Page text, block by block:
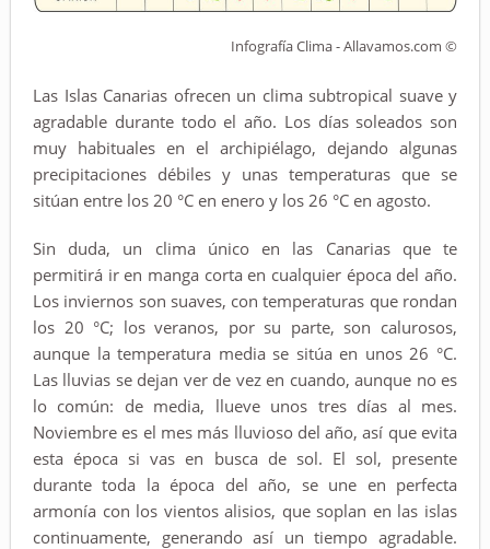
Infografía Clima - Allavamos.com ©
Las Islas Canarias ofrecen un clima subtropical suave y
agradable durante todo el año. Los días soleados son
muy habituales en el archipiélago, dejando algunas
precipitaciones débiles y unas temperaturas que se
sitúan entre los 20 °C en enero y los 26 °C en agosto.
Sin duda, un clima único en las Canarias que te
permitirá ir en manga corta en cualquier época del año.
Los inviernos son suaves, con temperaturas que rondan
los 20 °C; los veranos, por su parte, son calurosos,
aunque la temperatura media se sitúa en unos 26 °C.
Las lluvias se dejan ver de vez en cuando, aunque no es
lo común: de media, llueve unos tres días al mes.
Noviembre es el mes más lluvioso del año, así que evita
esta época si vas en busca de sol. El sol, presente
durante toda la época del año, se une en perfecta
armonía con los vientos alisios, que soplan en las islas
continuamente, generando así un tiempo agradable.